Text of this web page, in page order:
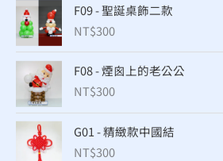
F09 - 聖誕桌飾二款
NT$300
F08 - 煙囪上的老公公
NT$300
G01 - 精緻款中國結
NT$300